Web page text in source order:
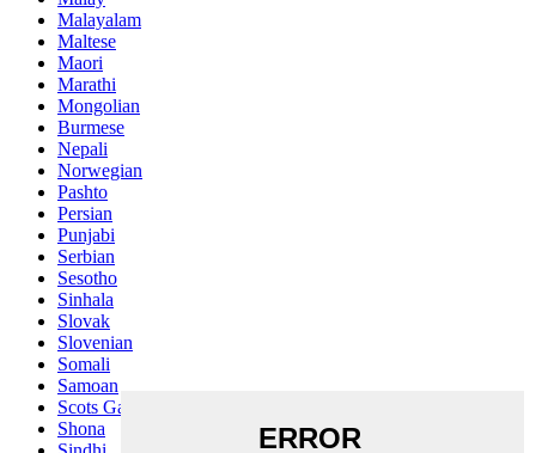
Malayalam
Maltese
Maori
Marathi
Mongolian
Burmese
Nepali
Norwegian
Pashto
Persian
Punjabi
Serbian
Sesotho
Sinhala
Slovak
Slovenian
Somali
Samoan
Scots Gaelic
Shona